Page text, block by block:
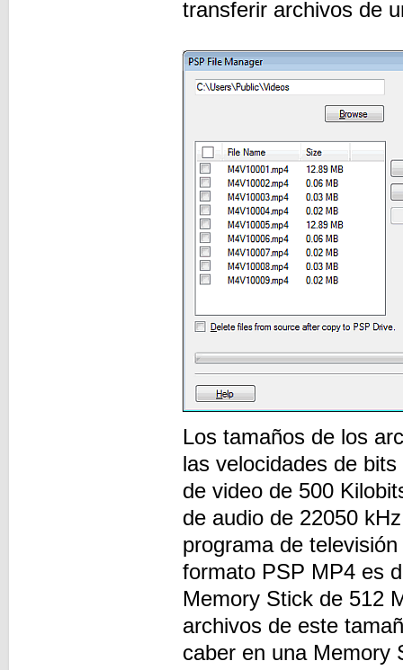
transferir archivos de
Los tamaños de los
las velocidades de
de video de 500
de audio de 22050
programa de
formato PSP MP4 es
Memory Stick de 512
archivos de este
caber en una